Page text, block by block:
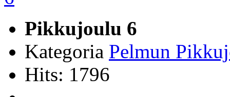
Pikkujoulu 6
Kategoria Pelmun
Hits: 1796